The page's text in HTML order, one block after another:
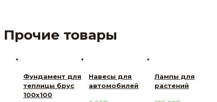
Прочие товары
Фундамент для
теплицы брус
100х100
Навесы для
автомобилей
Лампы для
растений